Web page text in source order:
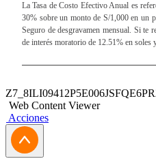
La Tasa de Costo Efectivo Anual es
30% sobre un monto de S/1,000 en un
Seguro de desgravamen mensual. Si te
de interés moratorio de 12.51% en soles
Web Content Viewer
Acciones